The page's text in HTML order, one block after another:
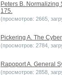
Peters B. Normalizing
175.
(просмотров: 2665,
Pickering A. The
(просмотров: 2784,
Rapoport A. General
(просмотров: 2858,